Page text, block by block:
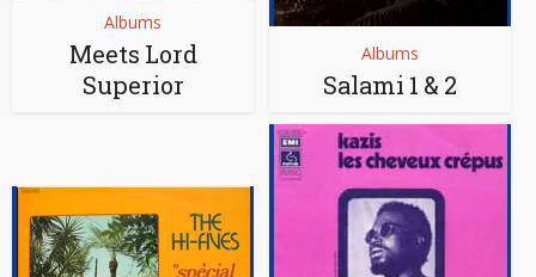
Albums
Meets Lord
Superior
Albums
Salami 1 & 2